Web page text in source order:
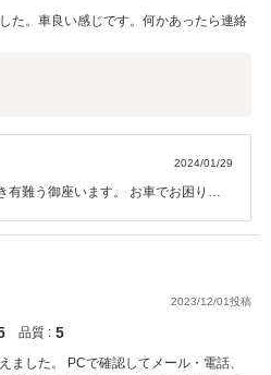
た。車良い感じです。何かあったら連絡
2024/01/29
有難う御座います。 お車でお困りご
2023/12/01投稿
品質 : 5
ました。 PCで確認してメール・電話、